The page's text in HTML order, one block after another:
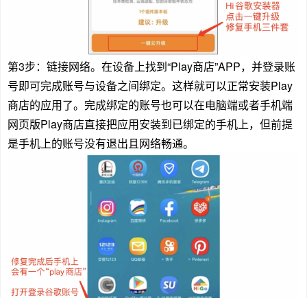
第3步：链接网络。在设备上找到“Play商店”APP，并登录账
号即可完成账号与设备之间绑定。这样就可以正常安装Play
商店的应用了。完成绑定的账号也可以在电脑端或者手机端
网页版Play商店直接把应用安装到已绑定的手机上，但前提
是手机上的账号没有退出且网络畅通。